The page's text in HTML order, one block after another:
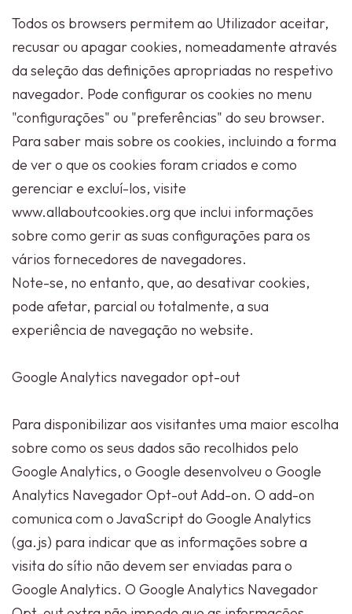
Todos os browsers permitem ao Utilizador aceitar,
recusar ou apagar cookies, nomeadamente através
da seleção das definições apropriadas no respetivo
navegador. Pode configurar os cookies no menu
"configurações" ou "preferências" do seu browser.
Para saber mais sobre os cookies, incluindo a forma
de ver o que os cookies foram criados e como
gerenciar e excluí-los, visite
www.allaboutcookies.org que inclui informações
sobre como gerir as suas configurações para os
vários fornecedores de navegadores.
Note-se, no entanto, que, ao desativar cookies,
pode afetar, parcial ou totalmente, a sua
experiência de navegação no website.
Google Analytics navegador opt-out
Para disponibilizar aos visitantes uma maior escolha
sobre como os seus dados são recolhidos pelo
Google Analytics, o Google desenvolveu o Google
Analytics Navegador Opt-out Add-on. O add-on
comunica com o JavaScript do Google Analytics
(ga.js) para indicar que as informações sobre a
visita do sítio não devem ser enviadas para o
Google Analytics. O Google Analytics Navegador